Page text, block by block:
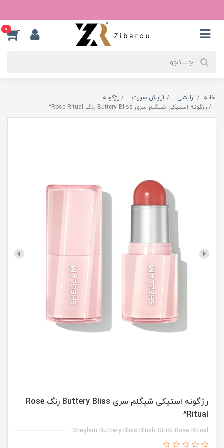
0
خانه آرایشی آرایش صورت
رژگونه
رژگونه استیکی شیگلم سری Buttery Bliss رنگ Rose Ritual^
رژگونه استیکی شیگلم سری Buttery Bliss رنگ Rose
Ritual^
Sheglam Buttery Bliss Blush Stick-Rose Ritual